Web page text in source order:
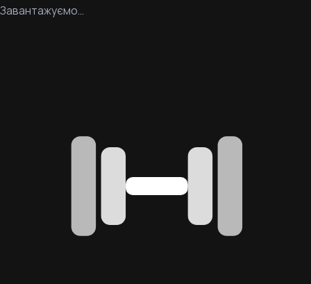
Завантажуємо…